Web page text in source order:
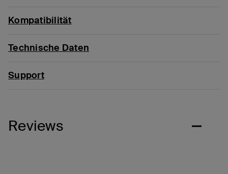
Kompatibilität
Technische Daten
Support
Reviews